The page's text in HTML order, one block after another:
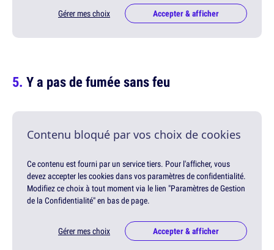
Gérer mes choix Accepter & afficher
Y a pas de fumée sans feu
Contenu bloqué par vos choix de cookies
Ce contenu est fourni par un service tiers. Pour l'afficher, vous
devez accepter les cookies dans vos paramètres de confidentialité.
Modifiez ce choix à tout moment via le lien "Paramètres de Gestion
de la Confidentialité" en bas de page.
Gérer mes choix Accepter & afficher